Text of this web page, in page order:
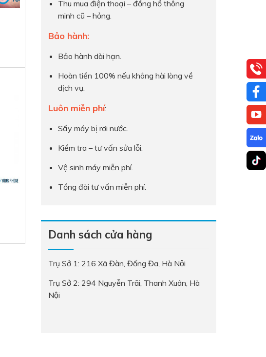
Thu mua điện thoại – đồng hồ thông
minh cũ – hỏng.
Bảo hành:
Bảo hành dài hạn.
Hoàn tiền 100% nếu không hài lòng về
dịch vụ.
Luôn miễn phí:
Sấy máy bị rơi nước.
Kiểm tra – tư vấn sửa lỗi.
Vệ sinh máy miễn phí.
Tổng đài tư vấn miễn phí.
Danh sách cửa hàng
Trụ Sở 1: 216 Xã Đàn, Đống Đa, Hà Nội
Trụ Sở 2: 294 Nguyễn Trãi, Thanh Xuân, Hà
Nội